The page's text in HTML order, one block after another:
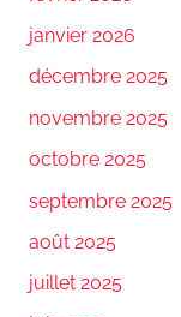
janvier 2026
décembre 2025
novembre 2025
octobre 2025
septembre 2025
août 2025
juillet 2025